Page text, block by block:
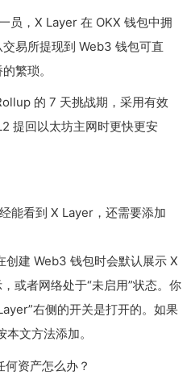
员，X Layer 在 OKX 钱包中拥
易所提现到 Web3 钱包可直
繁琐。
的 7 天挑战期，采用有效
提回以太坊主网时更快更安
能看到 X Layer，还需要添加
创建 Web3 钱包时会默认展示 X
或者网络处于“未启用”状态。你
右侧的开关是打开的。如果
文方法添加。
资产怎么办？